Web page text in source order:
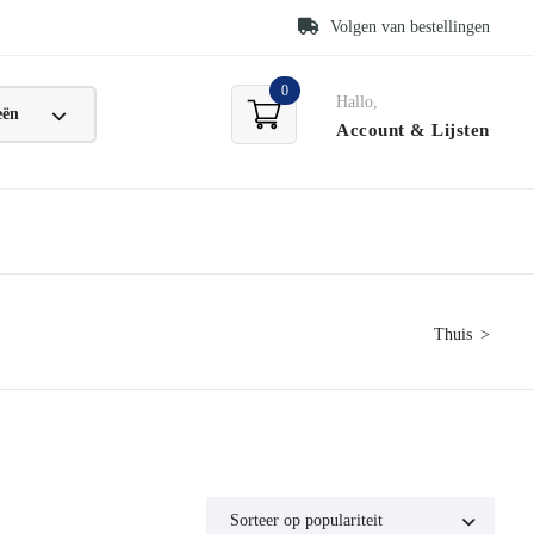
Volgen van bestellingen
0
Hallo,
Account & Lijsten
Thuis